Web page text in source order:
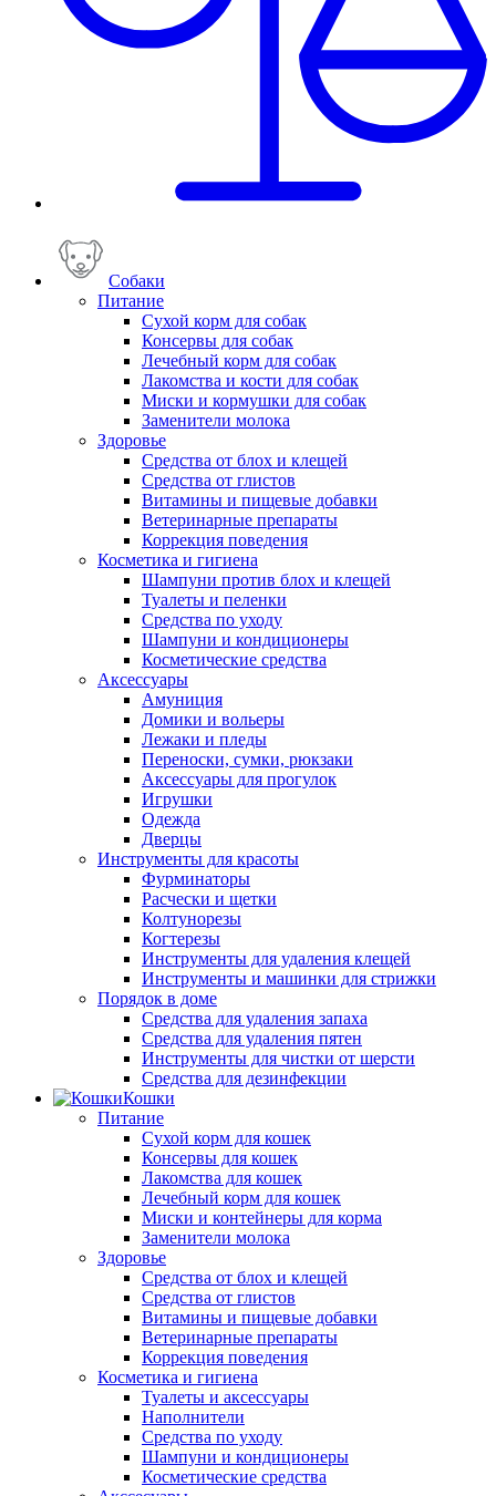
Собаки
Питание
Сухой корм для собак
Консервы для собак
Лечебный корм для собак
Лакомства и кости для собак
Миски и кормушки для собак
Заменители молока
Здоровье
Средства от блох и клещей
Средства от глистов
Витамины и пищевые добавки
Ветеринарные препараты
Коррекция поведения
Косметика и гигиена
Шампуни против блох и клещей
Туалеты и пеленки
Средства по уходу
Шампуни и кондиционеры
Косметические средства
Аксессуары
Амуниция
Домики и вольеры
Лежаки и пледы
Переноски, сумки, рюкзаки
Аксессуары для прогулок
Игрушки
Одежда
Дверцы
Инструменты для красоты
Фурминаторы
Расчески и щетки
Колтунорезы
Когтерезы
Инструменты для удаления клещей
Инструменты и машинки для стрижки
Порядок в доме
Средства для удаления запаха
Средства для удаления пятен
Инструменты для чистки от шерсти
Средства для дезинфекции
Кошки
Питание
Сухой корм для кошек
Консервы для кошек
Лакомства для кошек
Лечебный корм для кошек
Миски и контейнеры для корма
Заменители молока
Здоровье
Средства от блох и клещей
Средства от глистов
Витамины и пищевые добавки
Ветеринарные препараты
Коррекция поведения
Косметика и гигиена
Туалеты и аксессуары
Наполнители
Средства по уходу
Шампуни и кондиционеры
Косметические средства